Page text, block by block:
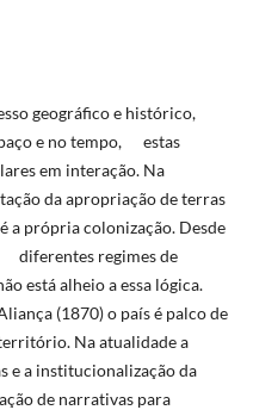
geográfico e histórico,
e no tempo, estas
em interação. Na
da apropriação de terras
a própria colonização. Desde
diferentes regimes de
está alheio a essa lógica.
(1870) o país é palco de
Na atualidade a
e a institucionalização da
de narrativas para